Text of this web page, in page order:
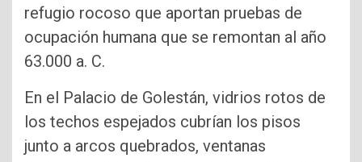
refugio rocoso que aportan pruebas de
ocupación humana que se remontan al año
63.000 a. C.
En el Palacio de Golestán, vidrios rotos de
los techos espejados cubrían los pisos
junto a arcos quebrados, ventanas